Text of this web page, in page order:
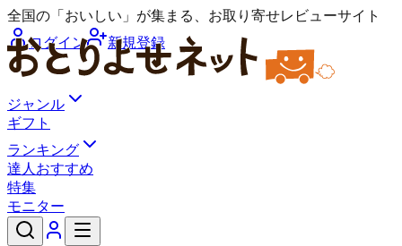
全国の「おいしい」が集まる、お取り寄せレビューサイト
ログイン
新規登録
ジャンル
ギフト
ランキング
達人おすすめ
特集
モニター